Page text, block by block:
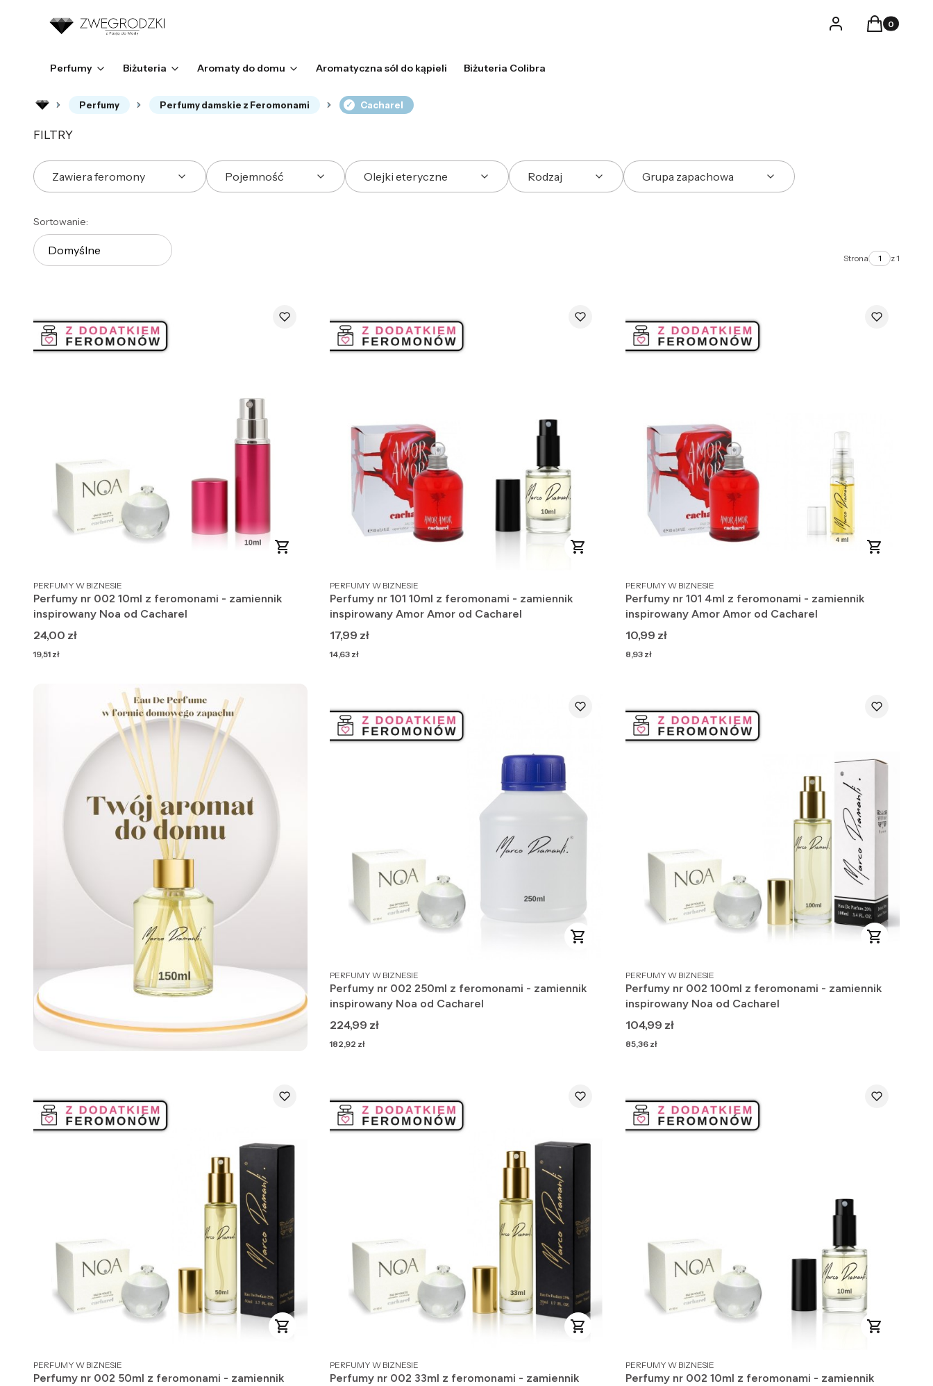
LogowanieProdukty w
Koszyk
Perfumy Biżuteria Aromaty do domu Aromatyczna sól do kąpieli Biżuteria Colibra
Perfumy Perfumy damskie z Feromonami Cacharel
FILTRY
Zawiera feromony Pojemność Olejki eteryczne Rodzaj Grupa zapachowa
Lista produktów
Sortowanie:
Domyślne
Strona z 1
PRODUCENT
PERFUMY W BIZNESIE
Perfumy nr 002 10ml z feromonami - zamiennik
inspirowany Noa od Cacharel
Cena
24,00 zł
Cena
19,51 zł
PRODUCENT
PERFUMY W BIZNESIE
Perfumy nr 101 10ml z feromonami - zamiennik
inspirowany Amor Amor od Cacharel
Cena
17,99 zł
Cena
14,63 zł
PRODUCENT
PERFUMY W BIZNESIE
Perfumy nr 101 4ml z feromonami - zamiennik
inspirowany Amor Amor od Cacharel
Cena
10,99 zł
Cena
8,93 zł
PRODUCENT
PERFUMY W BIZNESIE
Perfumy nr 002 250ml z feromonami - zamiennik
inspirowany Noa od Cacharel
Cena
224,99 zł
Cena
182,92 zł
PRODUCENT
PERFUMY W BIZNESIE
Perfumy nr 002 100ml z feromonami - zamiennik
inspirowany Noa od Cacharel
Cena
104,99 zł
Cena
85,36 zł
PRODUCENT
PERFUMY W BIZNESIE
Perfumy nr 002 50ml z feromonami - zamiennik
PRODUCENT
PERFUMY W BIZNESIE
Perfumy nr 002 33ml z feromonami - zamiennik
PRODUCENT
PERFUMY W BIZNESIE
Perfumy nr 002 10ml z feromonami - zamiennik